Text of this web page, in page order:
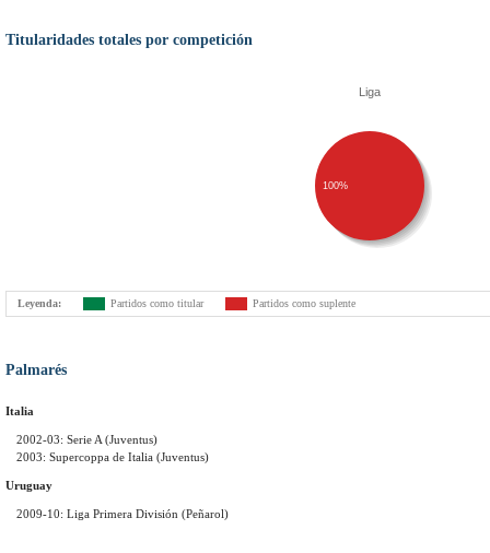
Titularidades totales por competición
Liga
100%
Leyenda: Partidos como titular Partidos como suplente
Palmarés
Italia
2002-03: Serie A (Juventus)
2003: Supercoppa de Italia (Juventus)
Uruguay
2009-10: Liga Primera División (Peñarol)